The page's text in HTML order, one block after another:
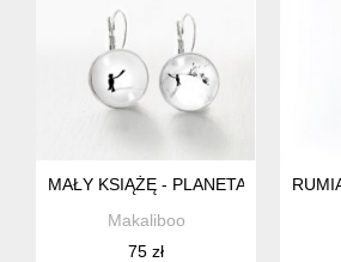
MAŁY KSIĄŻĘ - PLANETA KOLCZYKI
Makaliboo
75 zł